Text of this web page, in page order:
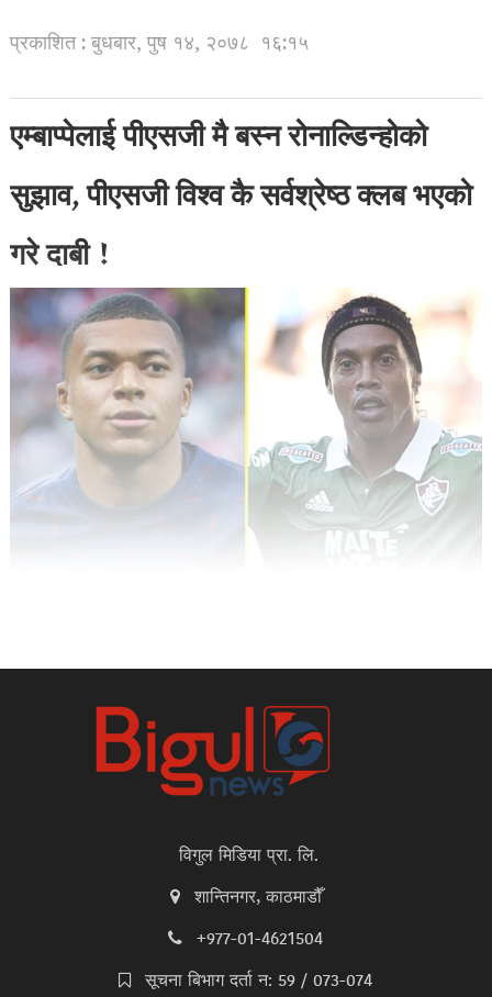
प्रकाशित : बुधबार, पुष १४, २०७८ १६:१५
एम्बाप्पेलाई पीएसजी मै बस्न रोनाल्डिन्होको
सुझाव, पीएसजी विश्व कै सर्वश्रेष्ठ क्लब भएको
गरे दाबी !
विगुल मिडिया प्रा. लि.
शान्तिनगर, काठमाडौँ
+977-01-4621504
सूचना बिभाग दर्ता न: 59 / 073-074